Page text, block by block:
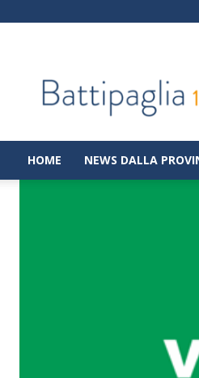
|
Notizie
dalla
città
di
HOME NEWS DALLA